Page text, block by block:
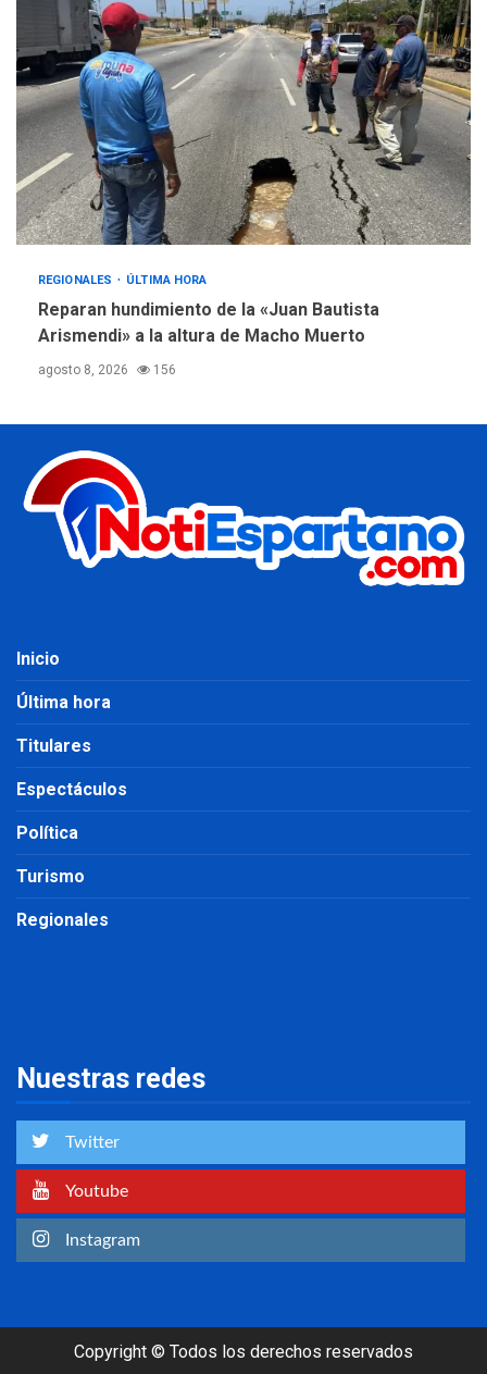
REGIONALES ÚLTIMA HORA
Reparan hundimiento de la «Juan Bautista
Arismendi» a la altura de Macho Muerto
agosto 8, 2026 156
Inicio
Última hora
Titulares
Espectáculos
Política
Turismo
Regionales
Nuestras redes
Twitter
Youtube
Instagram
Copyright © Todos los derechos reservados